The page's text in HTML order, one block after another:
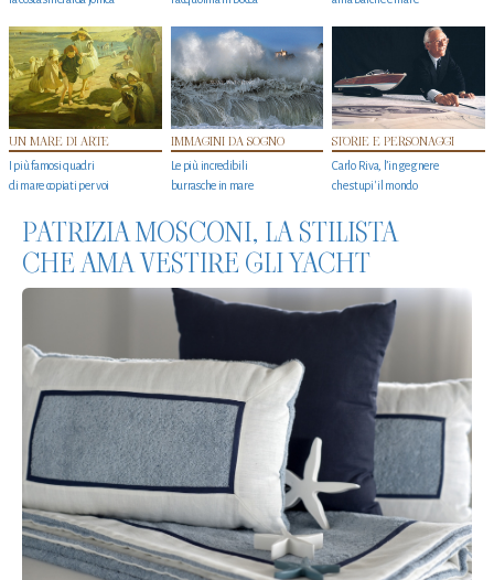
UN MARE DI ARTE
I più famosi quadri
di mare copiati per voi
IMMAGINI DA SOGNO
Le più incredibili
burrasche in mare
STORIE E PERSONAGGI
Carlo Riva, l’ingegnere
che stupi' il mondo
PATRIZIA MOSCONI, LA STILISTA
CHE AMA VESTIRE GLI YACHT